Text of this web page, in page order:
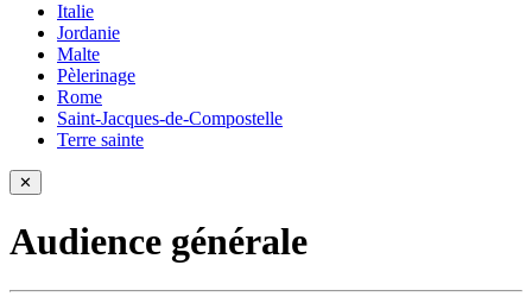
Italie
Jordanie
Malte
Pèlerinage
Rome
Saint-Jacques-de-Compostelle
Terre sainte
✕
Audience générale